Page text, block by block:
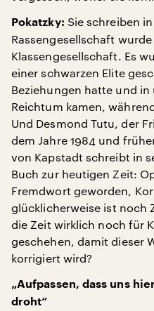
Pokatzky: Sie schreiben
Rassengesellschaft
Klassengesellschaft. Es
einer schwarzen Elite
Beziehungen hatte und in
Reichtum kamen,
Und Desmond Tutu, der
dem Jahre 1984 und
von Kapstadt schreibt in
Buch zur heutigen Zeit:
Fremdwort geworden,
glücklicherweise ist noch
die Zeit wirklich noch für
geschehen, damit dieser
korrigiert wird?
„Aufpassen, dass uns
droht“